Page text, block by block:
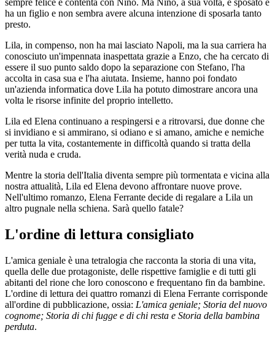
sempre felice e contenta con Nino. Ma Nino, a sua volta, è sposato e
ha un figlio e non sembra avere alcuna intenzione di sposarla tanto
presto.
Lila, in compenso, non ha mai lasciato Napoli, ma la sua carriera ha
conosciuto un'impennata inaspettata grazie a Enzo, che ha cercato di
essere il suo punto saldo dopo la separazione con Stefano, l'ha
accolta in casa sua e l'ha aiutata. Insieme, hanno poi fondato
un'azienda informatica dove Lila ha potuto dimostrare ancora una
volta le risorse infinite del proprio intelletto.
Lila ed Elena continuano a respingersi e a ritrovarsi, due donne che
si invidiano e si ammirano, si odiano e si amano, amiche e nemiche
per tutta la vita, costantemente in difficoltà quando si tratta della
verità nuda e cruda.
Mentre la storia dell'Italia diventa sempre più tormentata e vicina alla
nostra attualità, Lila ed Elena devono affrontare nuove prove.
Nell'ultimo romanzo, Elena Ferrante decide di regalare a Lila un
altro pugnale nella schiena. Sarà quello fatale?
L'ordine di lettura consigliato
L'amica geniale è una tetralogia che racconta la storia di una vita,
quella delle due protagoniste, delle rispettive famiglie e di tutti gli
abitanti del rione che loro conoscono e frequentano fin da bambine.
L'ordine di lettura dei quattro romanzi di Elena Ferrante corrisponde
all'ordine di pubblicazione, ossia: L'amica geniale; Storia del nuovo
cognome; Storia di chi fugge e di chi resta e Storia della bambina
perduta.